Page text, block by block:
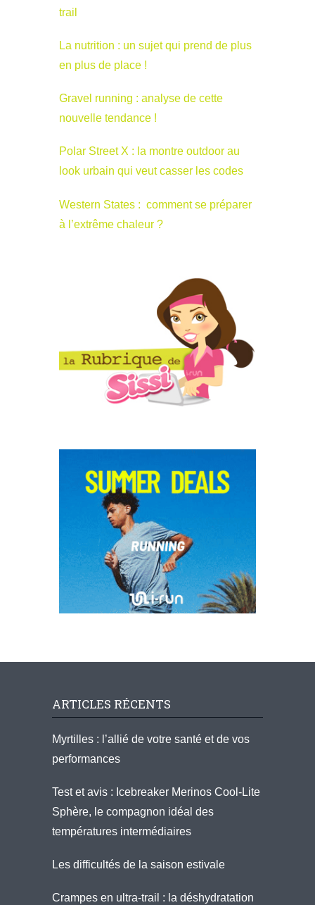
trail
La nutrition : un sujet qui prend de plus
en plus de place !
Gravel running : analyse de cette
nouvelle tendance !
Polar Street X : la montre outdoor au
look urbain qui veut casser les codes
Western States : comment se préparer
à l’extrême chaleur ?
ARTICLES RÉCENTS
Myrtilles : l’allié de votre santé et de vos
performances
Test et avis : Icebreaker Merinos Cool-Lite
Sphère, le compagnon idéal des
températures intermédiaires
Les difficultés de la saison estivale
Crampes en ultra-trail : la déshydratation